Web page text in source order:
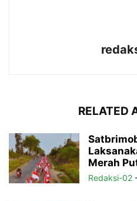
RELATED
Merah
Redaksi-02